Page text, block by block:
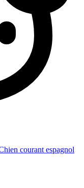
courant espagnol